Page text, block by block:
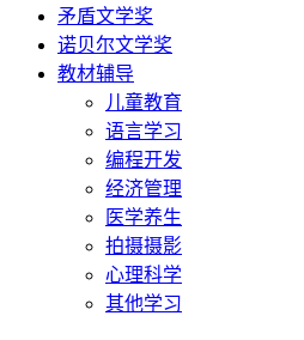
矛盾文学奖
诺贝尔文学奖
教材辅导
儿童教育
语言学习
编程开发
经济管理
医学养生
拍摄摄影
心理科学
其他学习